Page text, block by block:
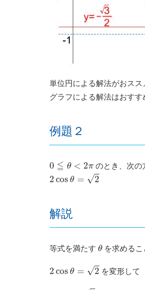
単位円による解法がおスス
グラフによる解法はおすす
例題２
0 ≦ θ < 2π
0 ≦θ <2 のとき、次の
2cos θ = √2
2 cos θ
解説
等式を満たす θ
θ を求めるこ
2cos θ = √2
2 θ
を変形して